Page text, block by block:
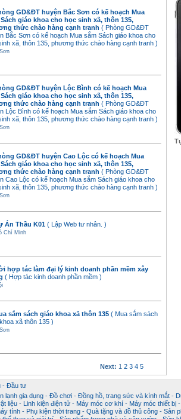
GD&ĐT huyện Bắc Sơn có kế hoạch Mua
giáo khoa cho học sinh xã, thôn 135,
thức chào hàng cạnh tranh ( Phòng GD&ĐT
Bắc Sơn có kế hoạch Mua sắm Sách giáo khoa cho
xã, thôn 135, phương thức chào hàng cạnh tranh )
GD&ĐT huyện Lộc Bình có kế hoạch Mua
giáo khoa cho học sinh xã, thôn 135,
thức chào hàng cạnh tranh ( Phòng GD&ĐT
Lộc Bình có kế hoạch Mua sắm Sách giáo khoa cho
xã, thôn 135, phương thức chào hàng cạnh tranh )
GD&ĐT huyện Cao Lộc có kế hoạch Mua
giáo khoa cho học sinh xã, thôn 135,
thức chào hàng cạnh tranh ( Phòng GD&ĐT
Cao Lộc có kế hoạch Mua sắm Sách giáo khoa cho
xã, thôn 135, phương thức chào hàng cạnh tranh )
Án Thầu K01 ( Lập Web tư nhân. )
Chí Minh
hợp tác làm đại lý kinh doanh phần mềm xây
( Hợp tác kinh doanh phần mềm )
sắm sách giáo khoa xã thôn 135 ( Mua sắm sách
xã thôn 135 )
Next: 1 2 3 4 5
- Đầu tư
lạnh gia dụng - Đồ chơi - Đồng hồ, trang sức và kính mắt -
liệu - Linh kiện điện tử - Máy móc cơ khí - Máy móc thiết bị -
tính - Phụ kiện thời trang - Quà tặng và đồ thủ công - Sản